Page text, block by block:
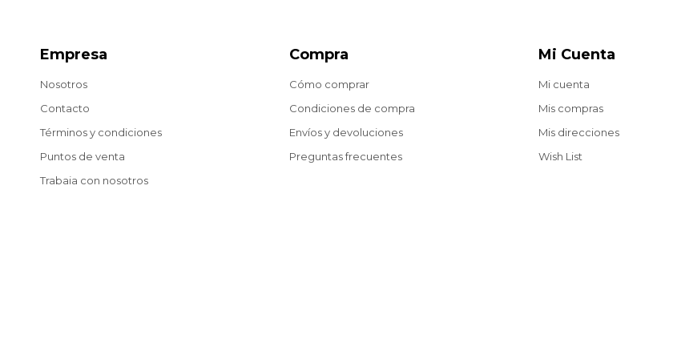
Empresa
Nosotros
Contacto
Términos y condiciones
Puntos de venta
Trabaja con nosotros
Compra
Cómo comprar
Condiciones de compra
Envíos y devoluciones
Preguntas frecuentes
Mi Cuenta
Mi cuenta
Mis compras
Mis direcciones
Wish List